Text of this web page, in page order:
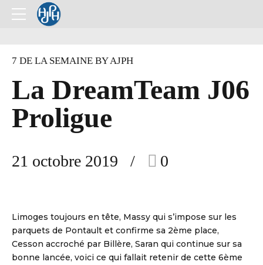
7 DE LA SEMAINE BY AJPH
La DreamTeam J06
Proligue
21 octobre 2019 0
Limoges toujours en tête, Massy qui s’impose sur les
parquets de Pontault et confirme sa 2ème place,
Cesson accroché par Billère, Saran qui continue sur sa
bonne lancée, voici ce qui fallait retenir de cette 6ème